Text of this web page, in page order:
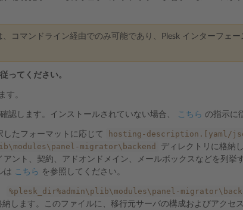
コマンドライン経由でのみ可能であり、Plesk インターフェー
ってください。
す。
認します。インストールされていない場合、 こちら の指示に
たフォーマットに応じて hosting-description.[yaml/
migrator\backend
ディレクトリに格納
ント、契約、アドオンドメイン、メールボックスなどを列挙
は こちら を参照してください。
%plesk_dir%admin\plib\modules\panel-
納します。このファイルに、移行元サーバの構成およびアクセ